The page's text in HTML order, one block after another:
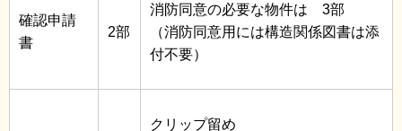
確認申請
書
2部
消防同意の必要な物件は 3部
（消防同意用には構造関係図書は添
付不要）
クリップ留め